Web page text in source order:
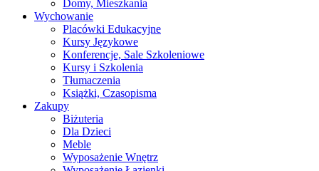
Domy, Mieszkania
Wychowanie
Placówki Edukacyjne
Kursy Językowe
Konferencje, Sale Szkoleniowe
Kursy i Szkolenia
Tłumaczenia
Książki, Czasopisma
Zakupy
Biżuteria
Dla Dzieci
Meble
Wyposażenie Wnętrz